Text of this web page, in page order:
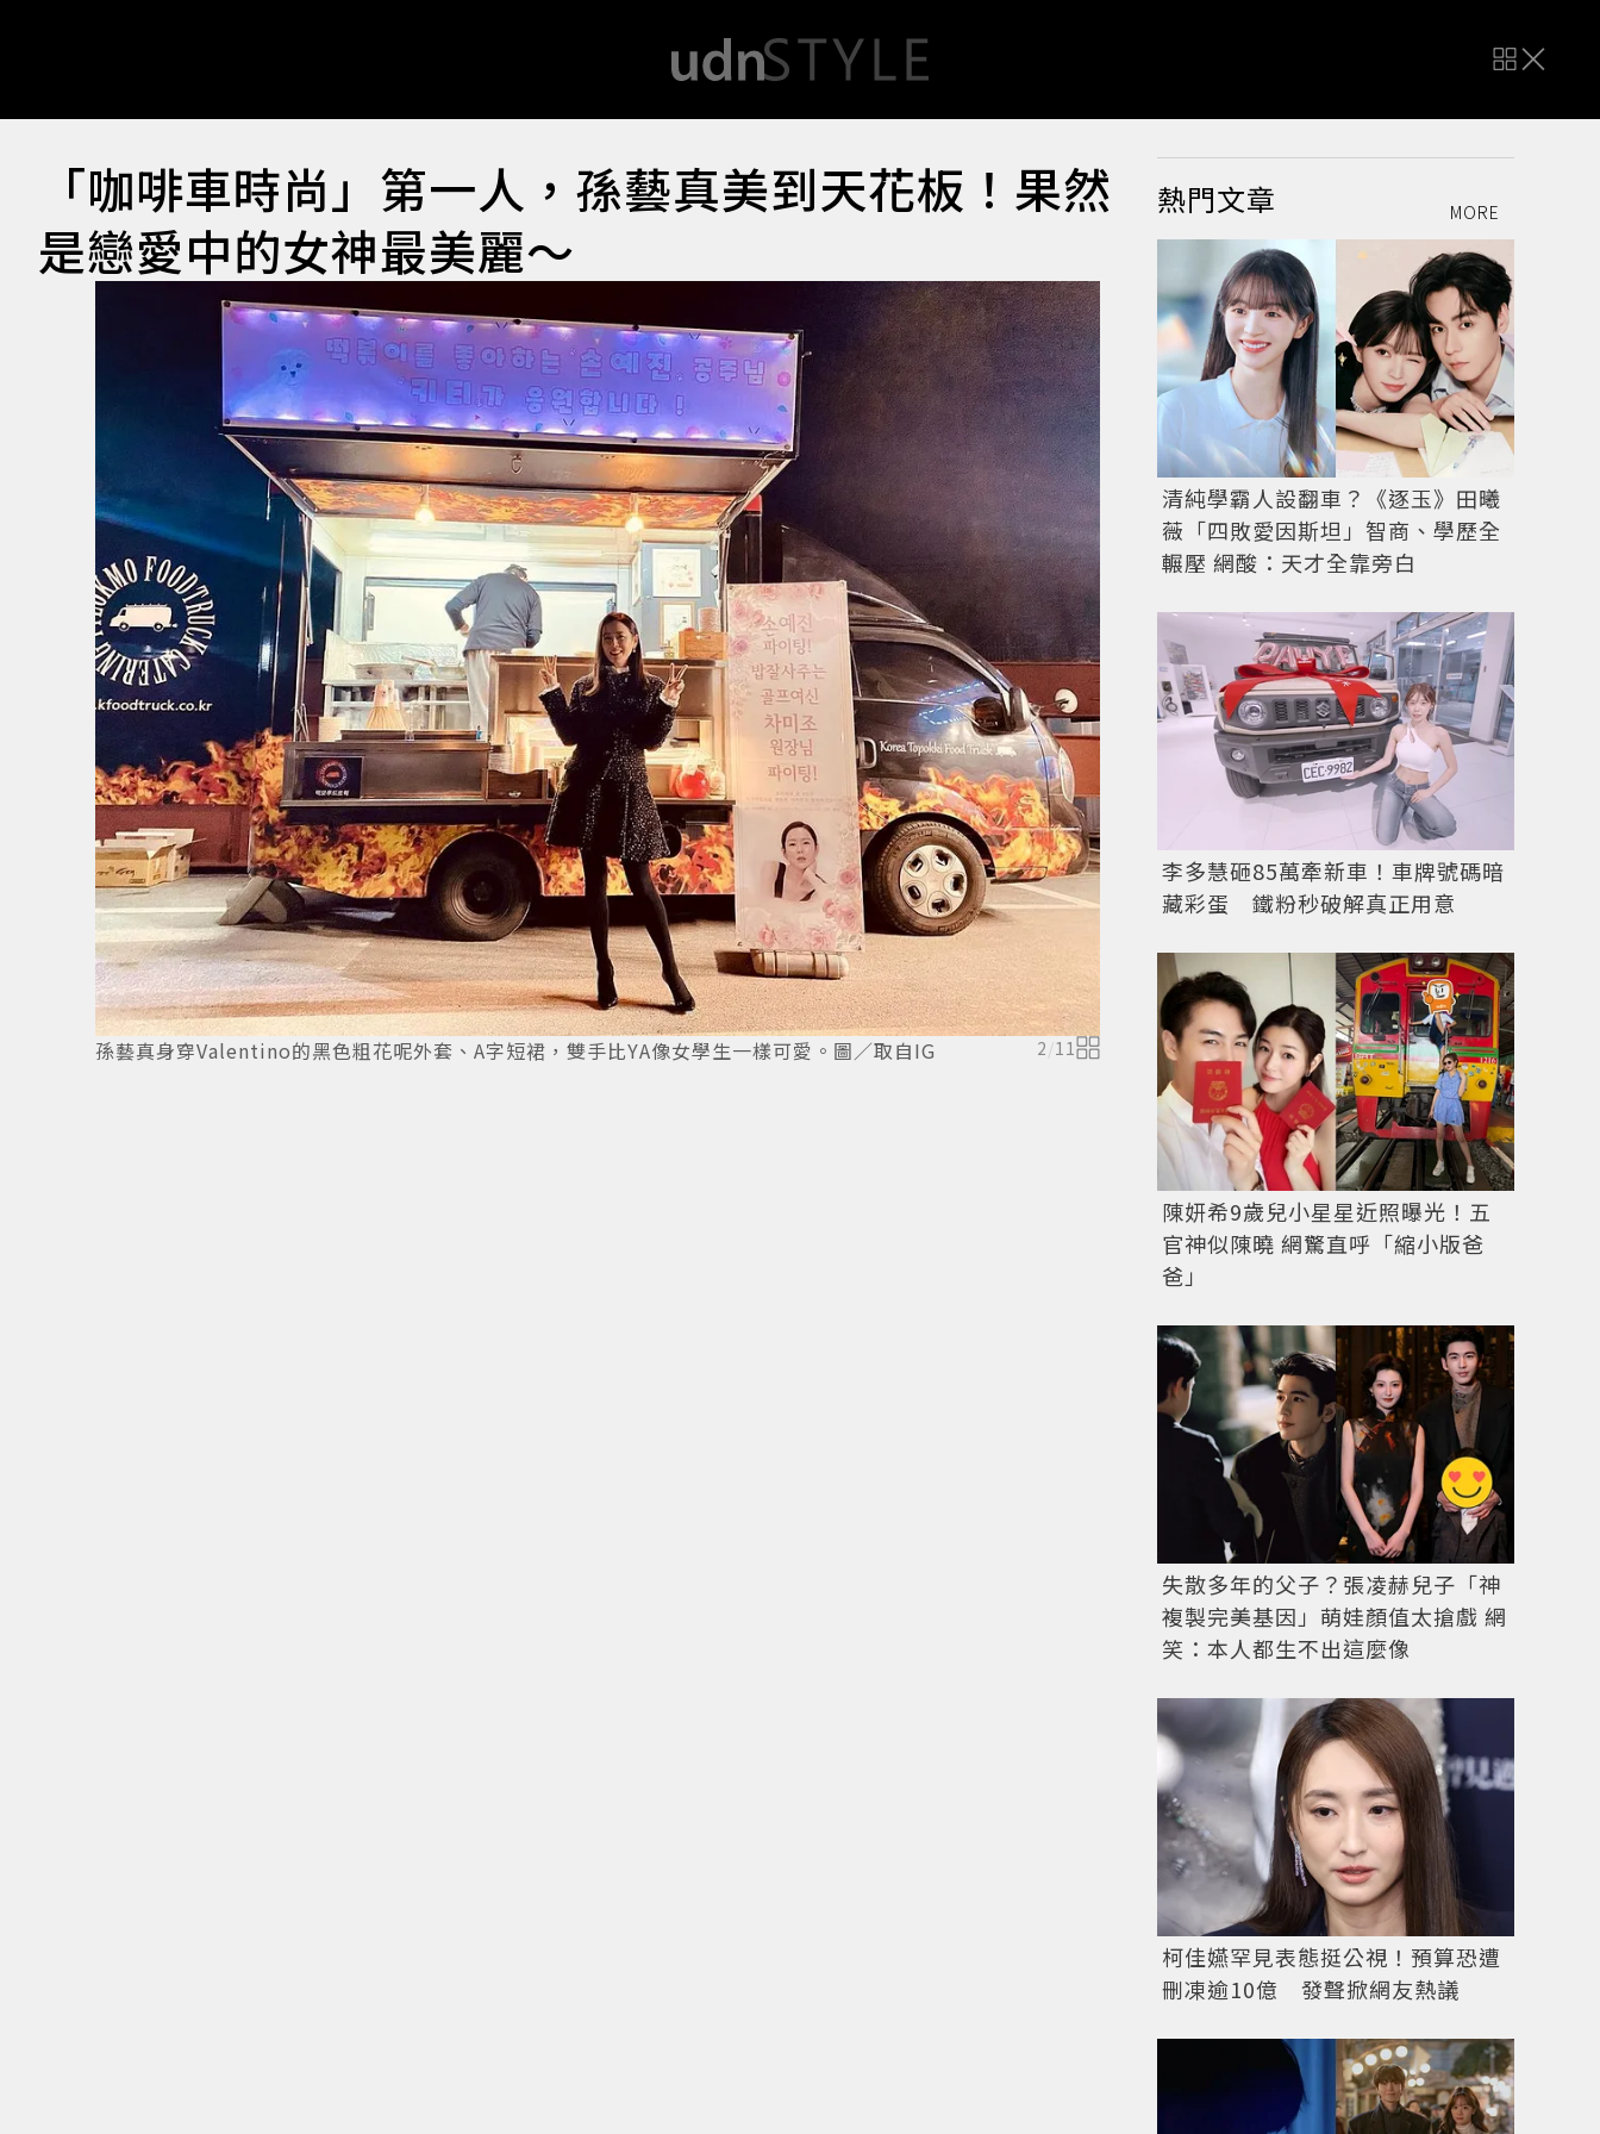
「咖啡車時尚」第一人，孫藝真美到天花板！果然
是戀愛中的女神最美麗～
孫藝真身穿Valentino的黑色粗花呢外套、A字短裙，雙手比YA像女學生一樣可愛。圖／取自IG 2/11
《三十九》孫藝真、田美都、金智賢劇照中，孫藝真
國品牌DEKAVV的卡其色直身裙。圖／取自JTBC
熱門文章 MORE
清純學霸人設翻車？《逐玉》田曦
薇「四敗愛因斯坦」智商、學歷全
輾壓 網酸：天才全靠旁白
李多慧砸85萬牽新車！車牌號碼暗
藏彩蛋 鐵粉秒破解真正用意
陳妍希9歲兒小星星近照曝光！五
官神似陳曉 網驚直呼「縮小版爸
爸」
失散多年的父子？張凌赫兒子「神
複製完美基因」萌娃顏值太搶戲 網
笑：本人都生不出這麼像
柯佳嬿罕見表態挺公視！預算恐遭
刪凍逾10億 發聲掀網友熱議